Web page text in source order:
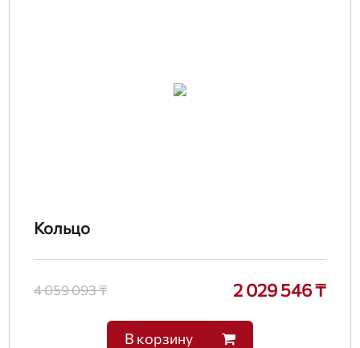
Кольцо
4 059 093 ₸ 2 029 546 ₸
В корзину